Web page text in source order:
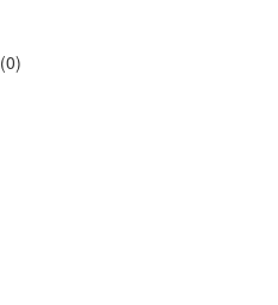
(0)